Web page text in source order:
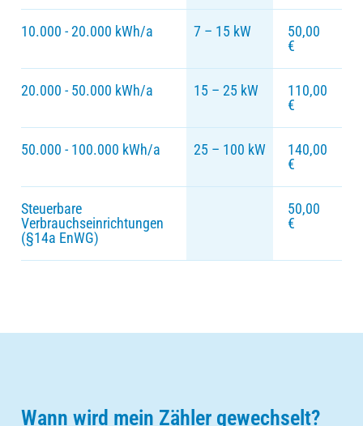
10.000 - 20.000 kWh/a 7 – 15 kW
50,00
€
20.000 - 50.000 kWh/a 15 – 25 kW
110,00
€
50.000 - 100.000 kWh/a 25 – 100 kW
140,00
€
Steuerbare
Verbrauchseinrichtungen
(§14a EnWG)
50,00
€
Wann wird mein Zähler gewechselt?